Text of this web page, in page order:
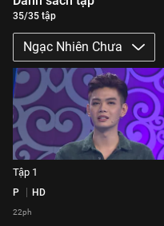
35/35 tập
Ngạc Nhiên Chưa
Tập 1
P HD
22ph